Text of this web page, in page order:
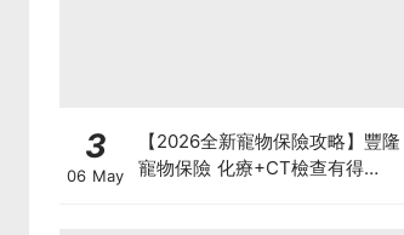
3
06 May
【2026全新寵物保險攻略】豐隆
寵物保險 化療+CT檢查有得